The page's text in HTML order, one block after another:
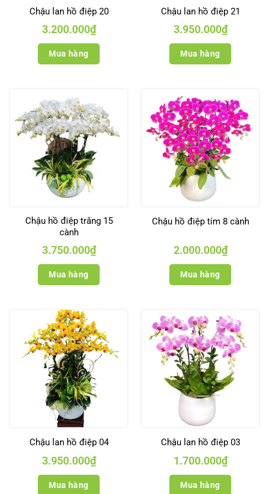
Chậu lan hồ điệp 20
3.200.000₫
Mua hàng
Chậu lan hồ điệp 21
3.950.000₫
Mua hàng
Chậu hồ điệp trắng 15
cành
3.750.000₫
Mua hàng
Chậu hồ điệp tím 8 cành
2.000.000₫
Mua hàng
Chậu lan hồ điệp 04
3.950.000₫
Mua hàng
Chậu lan hồ điệp 03
1.700.000₫
Mua hàng